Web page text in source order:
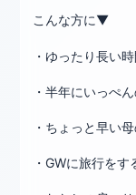
こんな方に▼
・ゆったり長い
・半年にいっぺ
・ちょっと早い
・GWに旅行を